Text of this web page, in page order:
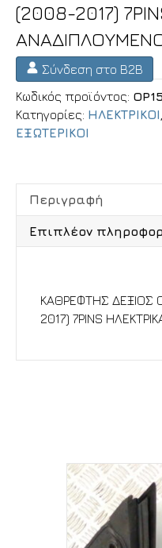
(2008-2017)
Σύνδεση στο B2B
Κωδικός προϊόντος:
Κατηγορίες: ΗΛΕΚΤΡΙΚΟΙ
ΕΞΩΤΕΡΙΚΟΙ
Περιγραφή
Επιπλέον
ΚΑΘΡΕΦΤΗΣ ΔΕΞΙΟΣ
2017) 7PINS